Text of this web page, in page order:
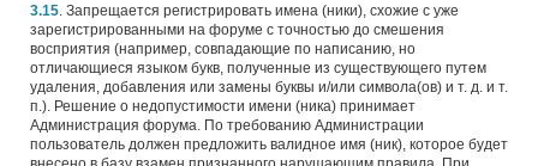
3.15. Запрещается регистрировать имена (ники), схожие с уже
зарегистрированными на форуме с точностью до смешения
восприятия (например, совпадающие по написанию, но
отличающиеся языком букв, полученные из существующего путем
удаления, добавления или замены буквы и/или символа(ов) и т. д. и т.
п.). Решение о недопустимости имени (ника) принимает
Администрация форума. По требованию Администрации
пользователь должен предложить валидное имя (ник), которое будет